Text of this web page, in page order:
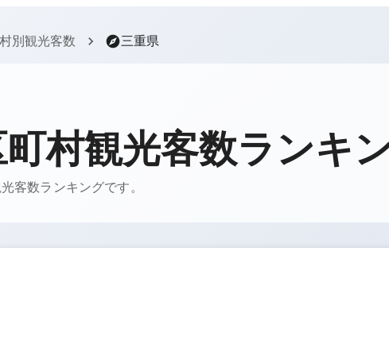
別観光客数 三重県
村観光客数ランキ
客数ランキングです。